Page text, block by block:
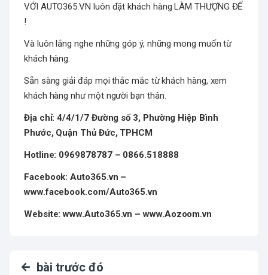
VỚI AUTO365.VN luôn đặt khách hàng LÀM THƯỢNG ĐẾ
!
Và luôn lắng nghe những góp ý, những mong muốn từ
khách hàng.
Sẵn sàng giải đáp mọi thắc mắc từ khách hàng, xem
khách hàng như một người bạn thân.
Địa chỉ: 4/4/1/7 Đường số 3, Phường Hiệp Bình
Phước, Quận Thủ Đức, TPHCM
Hotline: 0969878787 – 0866.518888
Facebook: Auto365.vn –
www.facebook.com/Auto365.vn
Website: www.Auto365.vn – www.Aozoom.vn
bài trước đó